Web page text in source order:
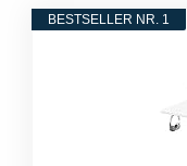
BESTSELLER NR. 1